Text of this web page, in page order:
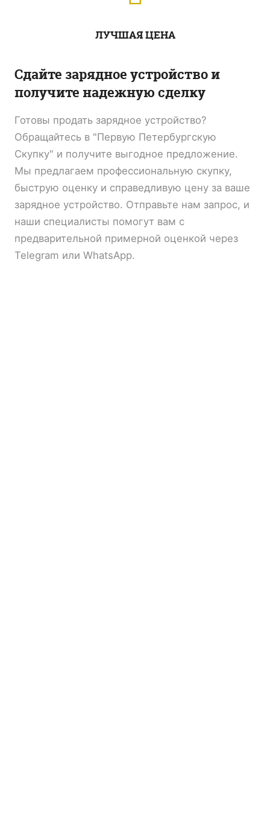
ЛУЧШАЯ ЦЕНА
Сдайте зарядное устройство и
получите надежную сделку
Готовы продать зарядное устройство?
Обращайтесь в "Первую Петербургскую
Скупку" и получите выгодное предложение.
Мы предлагаем профессиональную скупку,
быструю оценку и справедливую цену за ваше
зарядное устройство. Отправьте нам запрос, и
наши специалисты помогут вам с
предварительной примерной оценкой через
Telegram или WhatsApp.